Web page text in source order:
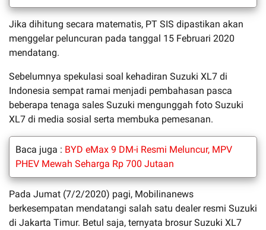
Jika dihitung secara matematis, PT SIS dipastikan akan
menggelar peluncuran pada tanggal 15 Februari 2020
mendatang.
Sebelumnya spekulasi soal kehadiran Suzuki XL7 di
Indonesia sempat ramai menjadi pembahasan pasca
beberapa tenaga sales Suzuki mengunggah foto Suzuki
XL7 di media sosial serta membuka pemesanan.
Baca juga : BYD eMax 9 DM-i Resmi Meluncur, MPV
PHEV Mewah Seharga Rp 700 Jutaan
Pada Jumat (7/2/2020) pagi, Mobilinanews
berkesempatan mendatangi salah satu dealer resmi Suzuki
di Jakarta Timur. Betul saja, ternyata brosur Suzuki XL7